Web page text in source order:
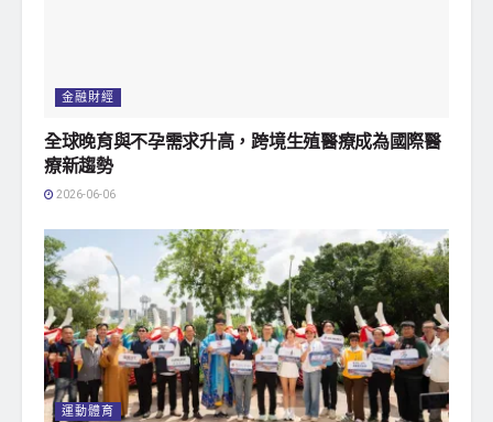
金融財經
全球晚育與不孕需求升高，跨境生殖醫療成為國際醫
療新趨勢
2026-06-06
運動體育